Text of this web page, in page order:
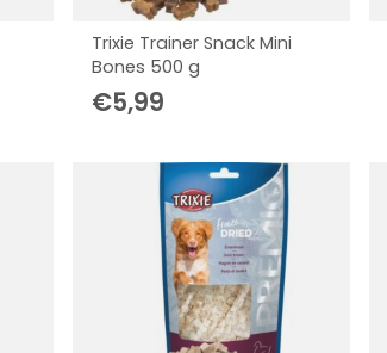
Trixie Trainer Snack Mini
Bones 500 g
€5,99